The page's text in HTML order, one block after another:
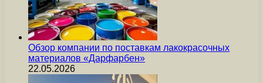
Обзор компании по поставкам лакокрасочных
материалов «Дарфарбен»
22.05.2026